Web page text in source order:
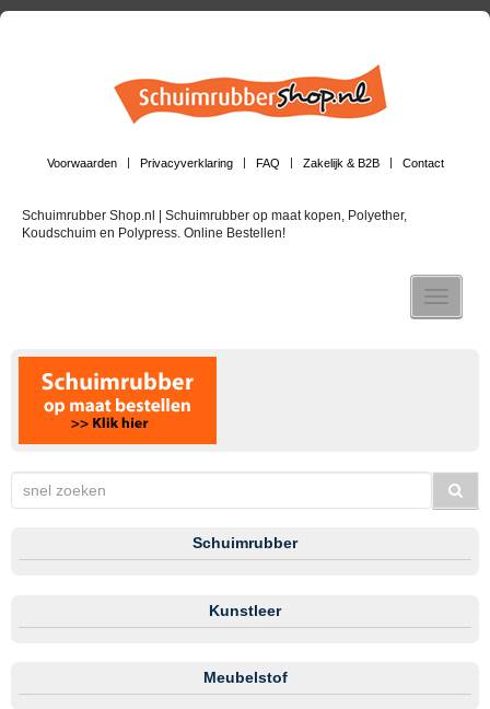
Voorwaarden Privacyverklaring FAQ Zakelijk & B2B Contact
Schuimrubber Shop.nl | Schuimrubber op maat kopen, Polyether,
Koudschuim en Polypress. Online Bestellen!
Toggle
Schuimrubber
Kunstleer
Meubelstof